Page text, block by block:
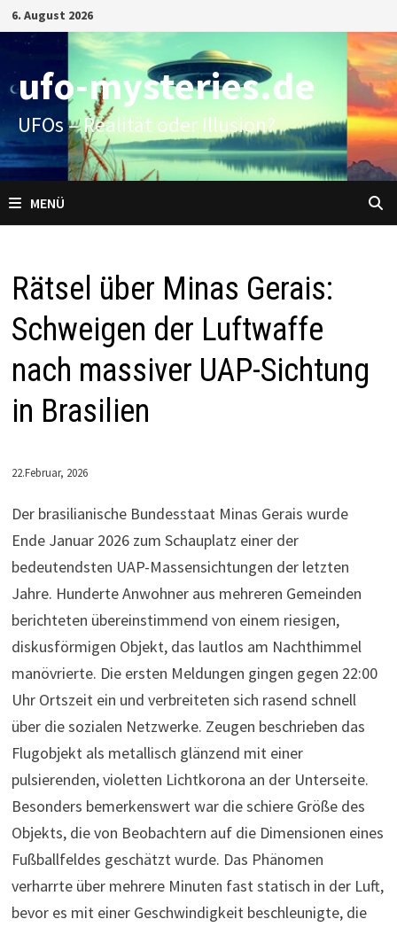
Zum
Inhalt
springen
6. August 2026
ufo-mysteries.de
UFOs – Realität oder Illusion?
MENÜ
Rätsel über Minas Gerais:
Schweigen der Luftwaffe
nach massiver UAP-Sichtung
in Brasilien
22.Februar, 2026
Der brasilianische Bundesstaat Minas Gerais wurde
Ende Januar 2026 zum Schauplatz einer der
bedeutendsten UAP-Massensichtungen der letzten
Jahre. Hunderte Anwohner aus mehreren Gemeinden
berichteten übereinstimmend von einem riesigen,
diskusförmigen Objekt, das lautlos am Nachthimmel
manövrierte. Die ersten Meldungen gingen gegen 22:00
Uhr Ortszeit ein und verbreiteten sich rasend schnell
über die sozialen Netzwerke. Zeugen beschrieben das
Flugobjekt als metallisch glänzend mit einer
pulsierenden, violetten Lichtkorona an der Unterseite.
Besonders bemerkenswert war die schiere Größe des
Objekts, die von Beobachtern auf die Dimensionen eines
Fußballfeldes geschätzt wurde. Das Phänomen
verharrte über mehrere Minuten fast statisch in der Luft,
bevor es mit einer Geschwindigkeit beschleunigte, die